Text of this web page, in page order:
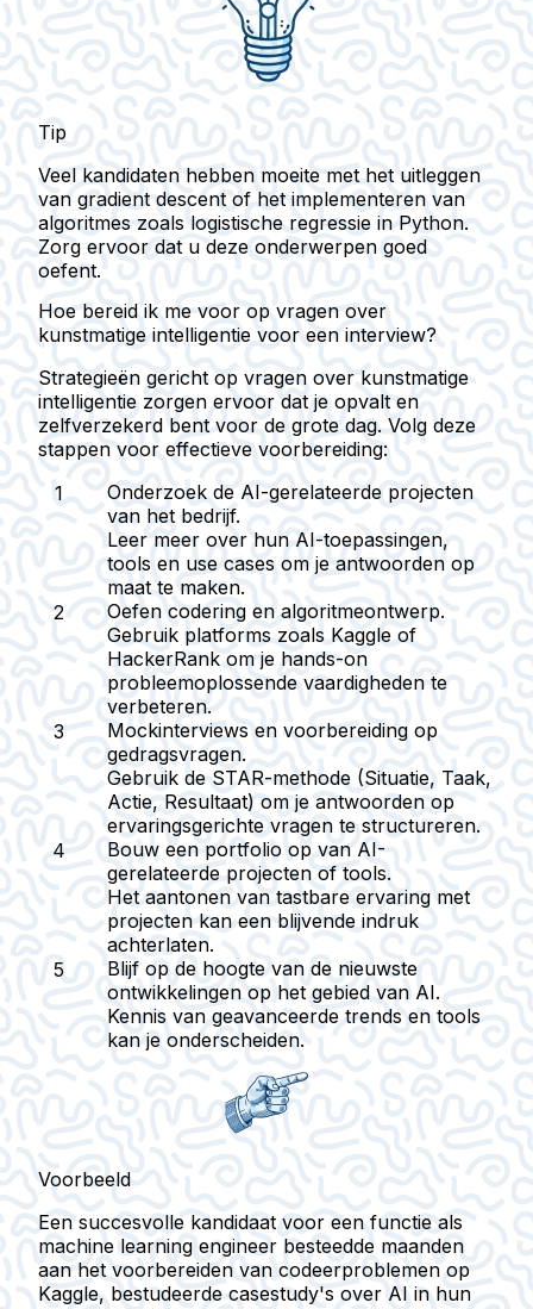
Tip
Veel kandidaten hebben moeite met het uitleggen
van gradient descent of het implementeren van
algoritmes zoals logistische regressie in Python.
Zorg ervoor dat u deze onderwerpen goed
oefent.
Hoe bereid ik me voor op vragen over
kunstmatige intelligentie voor een interview?
Strategieën gericht op vragen over kunstmatige
intelligentie zorgen ervoor dat je opvalt en
zelfverzekerd bent voor de grote dag. Volg deze
stappen voor effectieve voorbereiding:
Onderzoek de AI-gerelateerde projecten
van het bedrijf.
Leer meer over hun AI-toepassingen,
tools en use cases om je antwoorden op
maat te maken.
Oefen codering en algoritmeontwerp.
Gebruik platforms zoals Kaggle of
HackerRank om je hands-on
probleemoplossende vaardigheden te
verbeteren.
Mockinterviews en voorbereiding op
gedragsvragen.
Gebruik de STAR-methode (Situatie, Taak,
Actie, Resultaat) om je antwoorden op
ervaringsgerichte vragen te structureren.
Bouw een portfolio op van AI-
gerelateerde projecten of tools.
Het aantonen van tastbare ervaring met
projecten kan een blijvende indruk
achterlaten.
Blijf op de hoogte van de nieuwste
ontwikkelingen op het gebied van AI.
Kennis van geavanceerde trends en tools
kan je onderscheiden.
Voorbeeld
Een succesvolle kandidaat voor een functie als
machine learning engineer besteedde maanden
aan het voorbereiden van codeerproblemen op
Kaggle, bestudeerde casestudy's over AI in hun